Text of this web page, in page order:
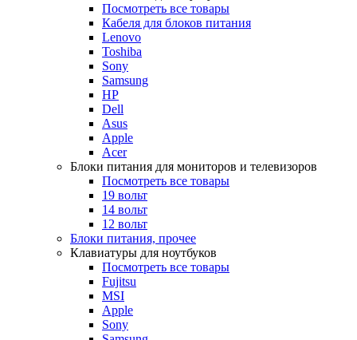
Посмотреть все товары
Кабеля для блоков питания
Lenovo
Toshiba
Sony
Samsung
HP
Dell
Asus
Apple
Acer
Блоки питания для мониторов и телевизоров
Посмотреть все товары
19 вольт
14 вольт
12 вольт
Блоки питания, прочее
Клавиатуры для ноутбуков
Посмотреть все товары
Fujitsu
MSI
Apple
Sony